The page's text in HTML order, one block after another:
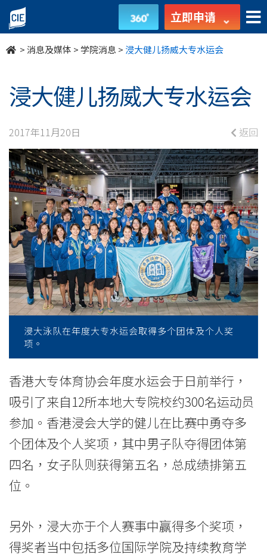
浸
大
儿
扬
威
大
专
水
运
会
学
消
息
国
际
学
院
立即申请
>消息及媒体 >学院消息 > 浸大健儿扬威大专水运会
浸大健儿扬威大专水运会
2017年11月20日 返回
浸大泳队在年度大专水运会取得多个团体及个人奖
项。
香港大专体育协会年度水运会于日前举行，
吸引了来自12所本地大专院校约300名运动员
参加。香港浸会大学的健儿在比赛中勇夺多
个团体及个人奖项，其中男子队夺得团体第
四名，女子队则获得第五名，总成绩排第五
位。
另外，浸大亦于个人赛事中赢得多个奖项，
得奖者当中包括多位国际学院及持续教育学